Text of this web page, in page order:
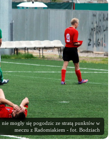
mogły się pogodzic ze stratą punktów w
meczu z Radomiakiem - fot. Bodziach